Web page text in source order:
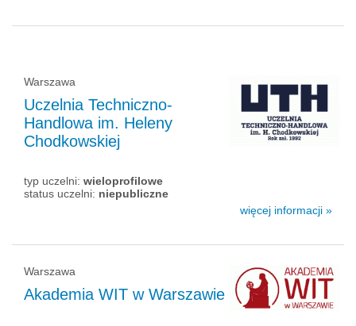
Warszawa
Uczelnia Techniczno-
Handlowa im. Heleny
Chodkowskiej
typ uczelni: wieloprofilowe
status uczelni: niepubliczne
więcej informacji »
Warszawa
Akademia WIT w Warszawie